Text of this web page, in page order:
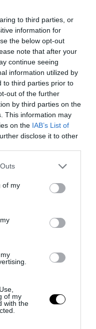
to third parties, or
information for
the below opt-out
note that after your
continue seeing
information utilized by
to third parties prior to
out of the further
by third parties on the
This information may
on the IAB’s List of
disclose it to other
one or more Google
You may click to
its third-party tags to
in below Google
of my
of my
with the
της ΑΕΚ που
του Αλέξη
ενέργεια της
Ράχμι